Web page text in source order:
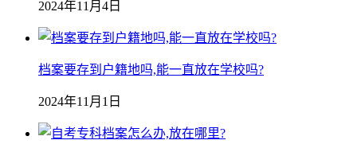
2024年11月4日
档案要存到户籍地吗,能一直放在学校吗?
2024年11月1日